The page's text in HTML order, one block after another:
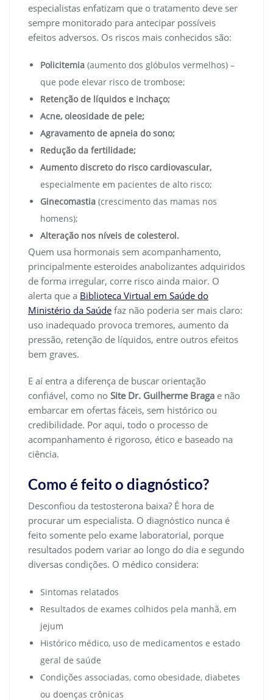
especialistas enfatizam que o tratamento deve ser
sempre monitorado para antecipar possíveis
efeitos adversos. Os riscos mais conhecidos são:
Policitemia (aumento dos glóbulos vermelhos) –
que pode elevar risco de trombose;
Retenção de líquidos e inchaço;
Acne, oleosidade de pele;
Agravamento de apneia do sono;
Redução da fertilidade;
Aumento discreto do risco cardiovascular,
especialmente em pacientes de alto risco;
Ginecomastia (crescimento das mamas nos
homens);
Alteração nos níveis de colesterol.
Quem usa hormonais sem acompanhamento,
principalmente esteroides anabolizantes adquiridos
de forma irregular, corre risco ainda maior. O
alerta que a Biblioteca Virtual em Saúde do
Ministério da Saúde faz não poderia ser mais claro:
uso inadequado provoca tremores, aumento da
pressão, retenção de líquidos, entre outros efeitos
bem graves.
E aí entra a diferença de buscar orientação
confiável, como no Site Dr. Guilherme Braga e não
embarcar em ofertas fáceis, sem histórico ou
credibilidade. Por aqui, todo o processo de
acompanhamento é rigoroso, ético e baseado na
ciência.
Como é feito o diagnóstico?
Desconfiou da testosterona baixa? É hora de
procurar um especialista. O diagnóstico nunca é
feito somente pelo exame laboratorial, porque
resultados podem variar ao longo do dia e segundo
diversas condições. O médico considera:
Sintomas relatados
Resultados de exames colhidos pela manhã, em
jejum
Histórico médico, uso de medicamentos e estado
geral de saúde
Condições associadas, como obesidade, diabetes
ou doenças crônicas